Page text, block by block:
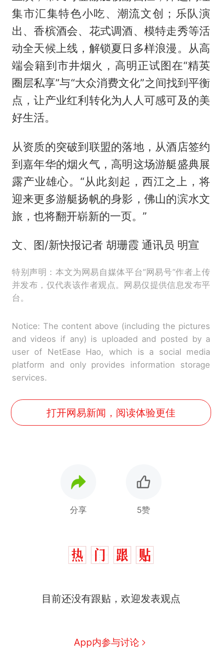
集市汇集特色小吃、潮流文创；乐队演
出、香槟酒会、花式调酒、模特走秀等活
动全天候上线，解锁夏日多样浪漫。从高
端会籍到市井烟火，高明正试图在“精英
圈层私享”与“大众消费文化”之间找到平衡
点，让产业红利转化为人人可感可及的美
好生活。
从资质的突破到联盟的落地，从酒店签约
到嘉年华的烟火气，高明这场游艇盛典展
露产业雄心。“从此刻起，西江之上，将
迎来更多游艇扬帆的身影，佛山的滨水文
旅，也将翻开崭新的一页。”
文、图/新快报记者 胡珊霞 通讯员 明宣
特别声明：本文为网易自媒体平台“网易号”作者上传
并发布，仅代表该作者观点。网易仅提供信息发布平
台。
Notice: The content above (including the pictures
and videos if any) is uploaded and posted by a
user of NetEase Hao, which is a social media
platform and only provides information storage
services.
打开网易新闻，阅读体验更佳
分享 5赞
目前还没有跟贴，欢迎发表观点
App内参与讨论
因老师一句“跟我回家”改写了
眼了……
佛山一中学招聘物理教师，笔
试前13名均遭淘汰？教育局：